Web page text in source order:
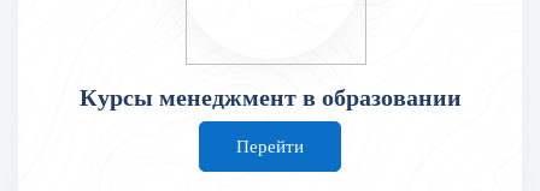
Курсы менеджмент в образовании
Перейти